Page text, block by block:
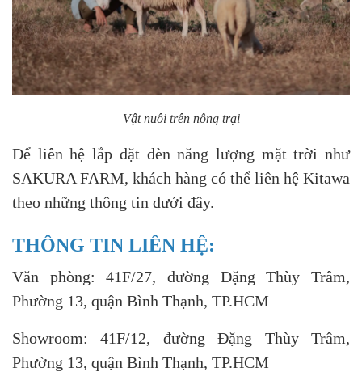
Vật nuôi trên nông trại
Để liên hệ lắp đặt đèn năng lượng mặt trời như
SAKURA FARM, khách hàng có thể liên hệ Kitawa
theo những thông tin dưới đây.
THÔNG TIN LIÊN HỆ:
Văn phòng: 41F/27, đường Đặng Thùy Trâm,
Phường 13, quận Bình Thạnh, TP.HCM
Showroom: 41F/12, đường Đặng Thùy Trâm,
Phường 13, quận Bình Thạnh, TP.HCM